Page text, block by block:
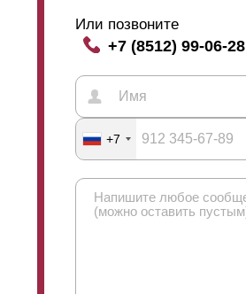
Или позвоните
+7 (8512) 99-06-28
+7